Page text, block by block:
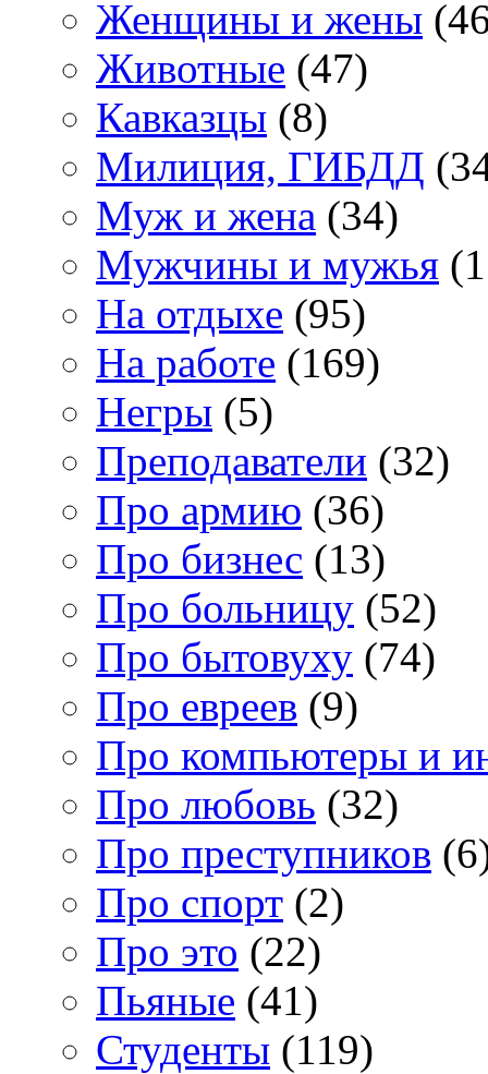
Женщины и жены
Животные (47)
Кавказцы (8)
Милиция, ГИБДД
Муж и жена (34)
Мужчины и мужья
На отдыхе (95)
На работе (169)
Негры (5)
Преподаватели (32)
Про армию (36)
Про бизнес (13)
Про больницу (52)
Про бытовуху (74)
Про евреев (9)
Про компьютеры и
Про любовь (32)
Про преступников
Про спорт (2)
Про это (22)
Пьяные (41)
Студенты (119)